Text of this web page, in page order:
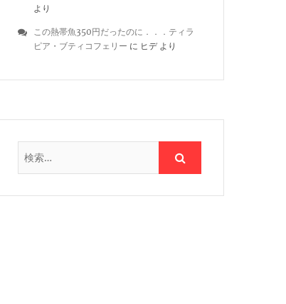
より
この熱帯魚350円だったのに．．．ティラ
ピア・ブティコフェリー に ヒデより